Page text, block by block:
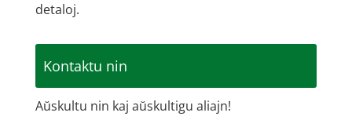
detaloj.
Kontaktu nin
Aŭskultu nin kaj aŭskultigu aliajn!